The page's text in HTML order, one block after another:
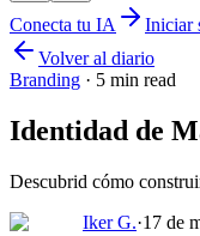
Conecta tu IA
Iniciar
Volver al diario
Branding · 5 min read
Identidad de
Descubrid cómo
Iker G.·17 de